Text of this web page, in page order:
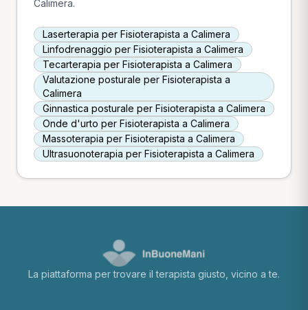
Calimera.
Laserterapia per Fisioterapista a Calimera
Linfodrenaggio per Fisioterapista a Calimera
Tecarterapia per Fisioterapista a Calimera
Valutazione posturale per Fisioterapista a
Calimera
Ginnastica posturale per Fisioterapista a Calimera
Onde d'urto per Fisioterapista a Calimera
Massoterapia per Fisioterapista a Calimera
Ultrasuonoterapia per Fisioterapista a Calimera
La piattaforma per trovare il terapista giusto, vicino a te.